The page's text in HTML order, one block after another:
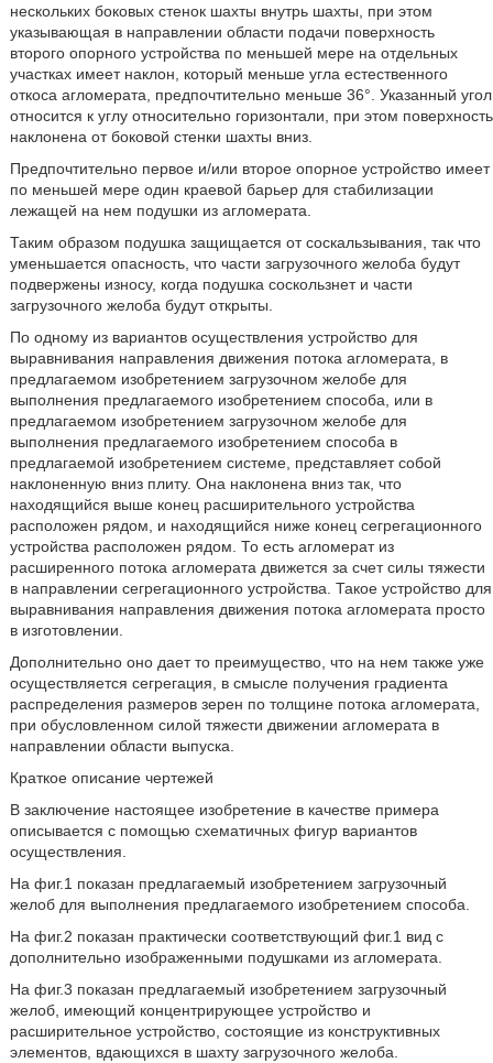
нескольких боковых стенок шахты внутрь шахты, при этом
указывающая в направлении области подачи поверхность
второго опорного устройства по меньшей мере на отдельных
участках имеет наклон, который меньше угла естественного
откоса агломерата, предпочтительно меньше 36°. Указанный угол
относится к углу относительно горизонтали, при этом поверхность
наклонена от боковой стенки шахты вниз.
Предпочтительно первое и/или второе опорное устройство имеет
по меньшей мере один краевой барьер для стабилизации
лежащей на нем подушки из агломерата.
Таким образом подушка защищается от соскальзывания, так что
уменьшается опасность, что части загрузочного желоба будут
подвержены износу, когда подушка соскользнет и части
загрузочного желоба будут открыты.
По одному из вариантов осуществления устройство для
выравнивания направления движения потока агломерата, в
предлагаемом изобретением загрузочном желобе для
выполнения предлагаемого изобретением способа, или в
предлагаемом изобретением загрузочном желобе для
выполнения предлагаемого изобретением способа в
предлагаемой изобретением системе, представляет собой
наклоненную вниз плиту. Она наклонена вниз так, что
находящийся выше конец расширительного устройства
расположен рядом, и находящийся ниже конец сегрегационного
устройства расположен рядом. То есть агломерат из
расширенного потока агломерата движется за счет силы тяжести
в направлении сегрегационного устройства. Такое устройство для
выравнивания направления движения потока агломерата просто
в изготовлении.
Дополнительно оно дает то преимущество, что на нем также уже
осуществляется сегрегация, в смысле получения градиента
распределения размеров зерен по толщине потока агломерата,
при обусловленном силой тяжести движении агломерата в
направлении области выпуска.
Краткое описание чертежей
В заключение настоящее изобретение в качестве примера
описывается с помощью схематичных фигур вариантов
осуществления.
На фиг.1 показан предлагаемый изобретением загрузочный
желоб для выполнения предлагаемого изобретением способа.
На фиг.2 показан практически соответствующий фиг.1 вид с
дополнительно изображенными подушками из агломерата.
На фиг.3 показан предлагаемый изобретением загрузочный
желоб, имеющий концентрирующее устройство и
расширительное устройство, состоящие из конструктивных
элементов, вдающихся в шахту загрузочного желоба.